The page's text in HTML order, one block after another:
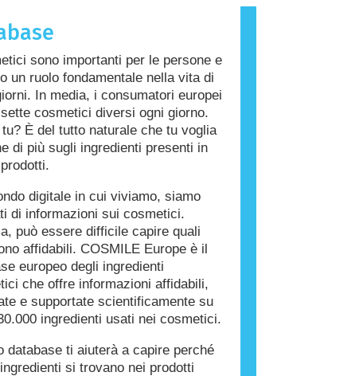
provoca una reazione allergica è
allergene. Cosmetici e prodotti per la
che potrebbero risultare allergenici
persone. Ciò non significa che il
non sia sicuro da utilizzare per gli
sono importanti per le persone e
un ruolo fondamentale nella vita di
In media, i consumatori europei
cosmetici diversi ogni giorno.
È del tutto naturale che tu voglia
di più sugli ingredienti presenti in
digitale in cui viviamo, siamo
di informazioni sui cosmetici.
può essere difficile capire quali
affidabili. COSMILE Europe è il
europeo degli ingredienti
che offre informazioni affidabili,
e supportate scientificamente su
ingredienti usati nei cosmetici.
database ti aiuterà a capire perché
si trovano nei prodotti